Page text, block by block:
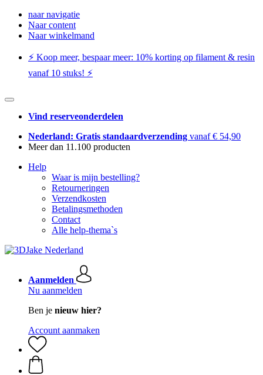
naar navigatie
Naar content
Naar winkelmand
⚡️ Koop meer, bespaar meer: ​​10% korting op filament & resin
vanaf 10 stuks! ⚡️
Vind reserveonderdelen
Nederland: Gratis standaardverzending vanaf € 54,90
Meer dan 11.100 producten
Help
Waar is mijn bestelling?
Retourneringen
Verzendkosten
Betalingsmethoden
Contact
Alle help-thema`s
Aanmelden
Nu aanmelden
Ben je nieuw hier?
Account aanmaken